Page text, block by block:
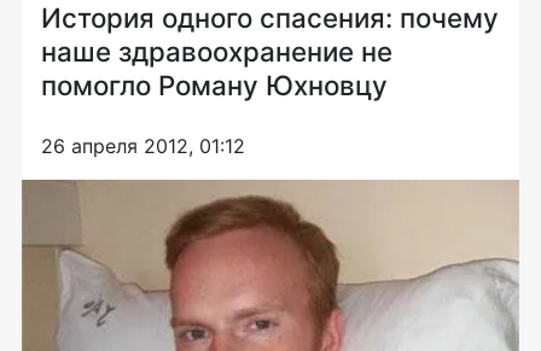
История одного спасения: почему
наше здравоохранение не
помогло Роману Юхновцу
26 апреля 2012, 01:12